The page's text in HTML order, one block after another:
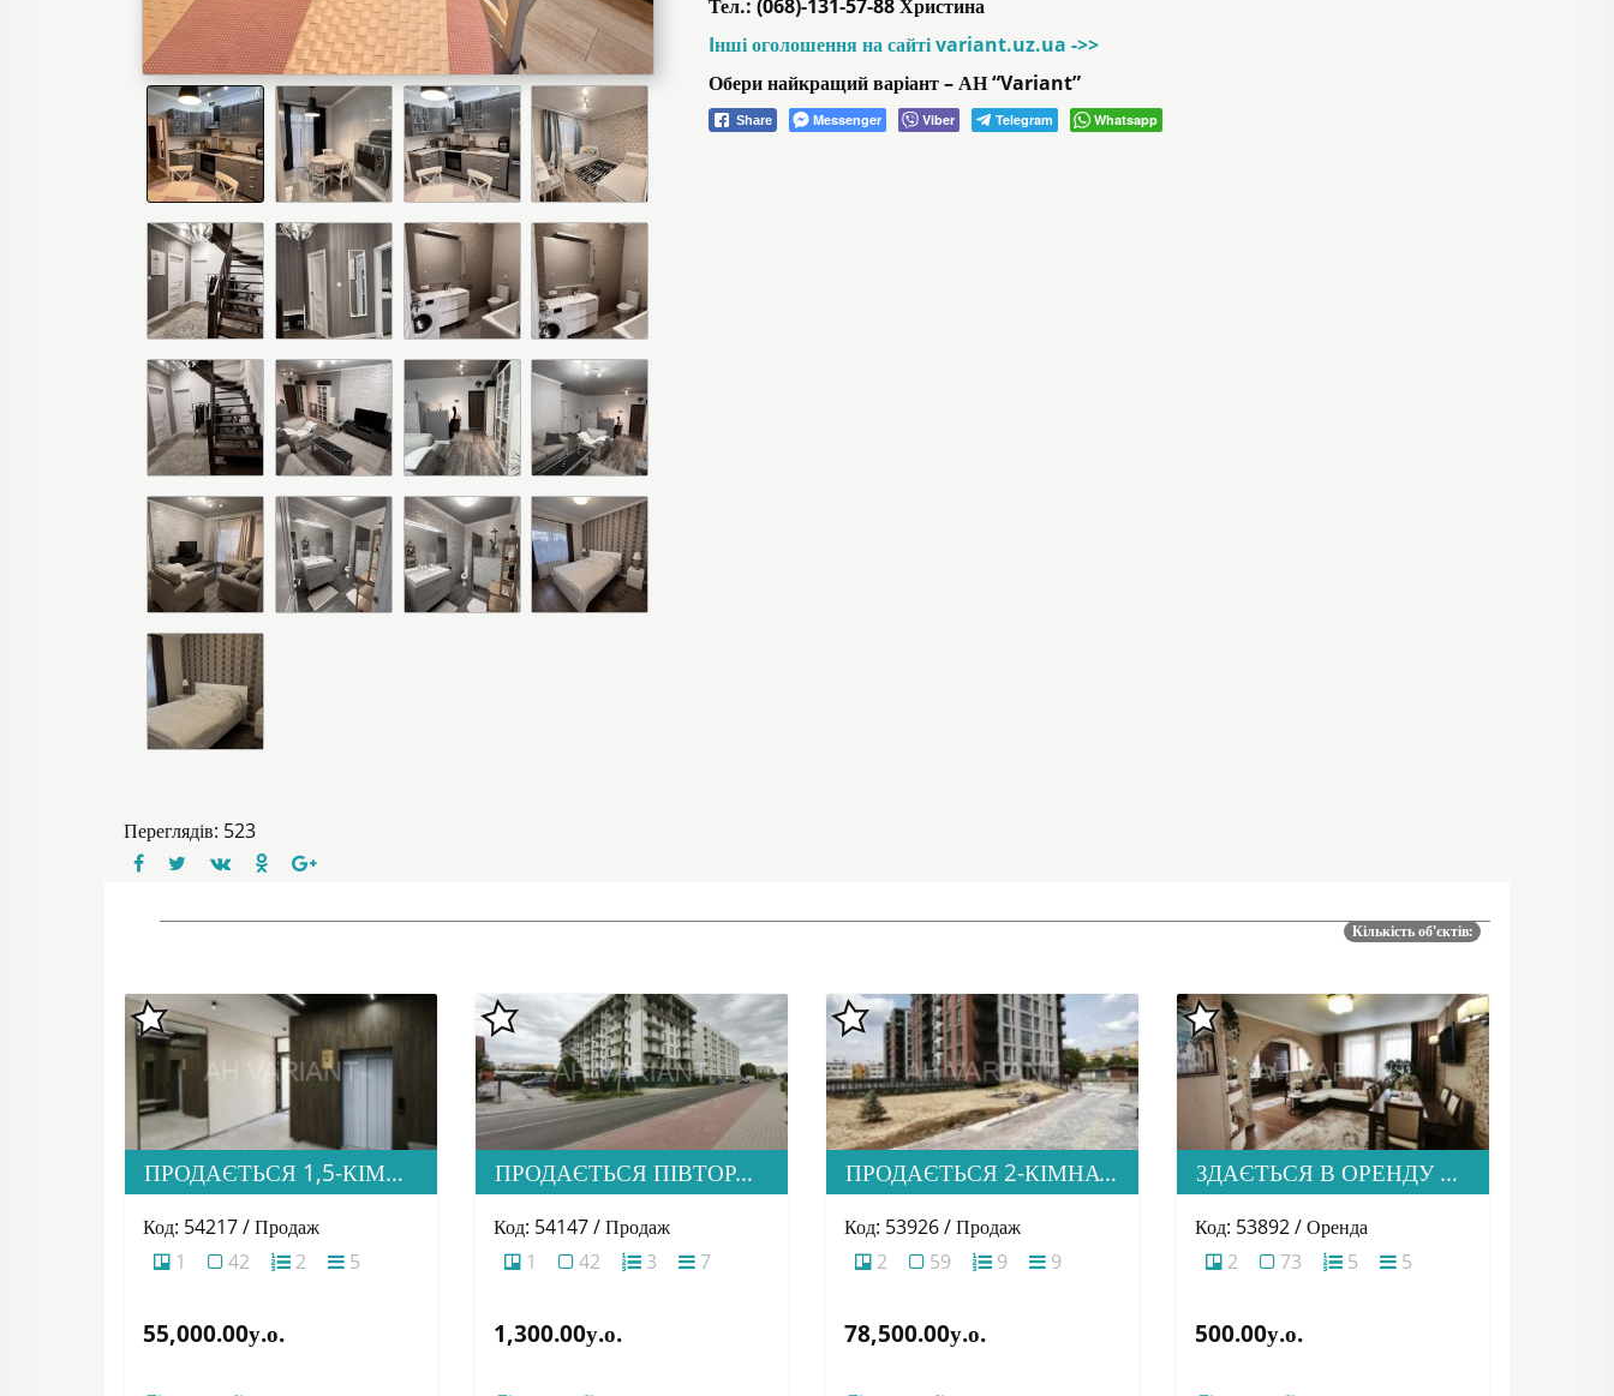
Тел.: (068)-131-57-88 Христина
Iнші оголошення на сайті variant.uz.ua ->>
Обери найкращий варіант – АН “Variant”
Share Messenger Viber Telegram Whatsapp
Переглядів: 523
Кількість об'єктів:
ПРОДАЄТЬСЯ 1,5-КІМНАТНА КВАРТИРА В НОВОБУДОВІ ЖК «ЗАГОРСЬКА»
Код: 54217 / Продаж
1
42 2 5
55,000.00у.о.
ПРОДАЄТЬСЯ ПІВТОРАШКА (1.5) КВАРТИРА З ІДЕАЛЬНОЮ ЛОКАЦІЄЮ, ЖК HOME
Код: 54147 / Продаж
1
42 3 7
1,300.00у.о.
ПРОДАЄТЬСЯ 2-КІМНАТНА КВАРТИРА В М. УЖГОРОД, ВУЛ. ТЛЕХАСА 19, ЖК “WEST TOWERS”
Код: 53926 / Продаж
2
59 9 9
78,500.00у.о.
ЗДАЄТЬСЯ В ОРЕНДУ СІМЕЙНА ДВОРІВНЕВА КВАРТИРА В М. УЖГОРОД
Код: 53892 / Оренда
2
73 5 5
500.00у.о.